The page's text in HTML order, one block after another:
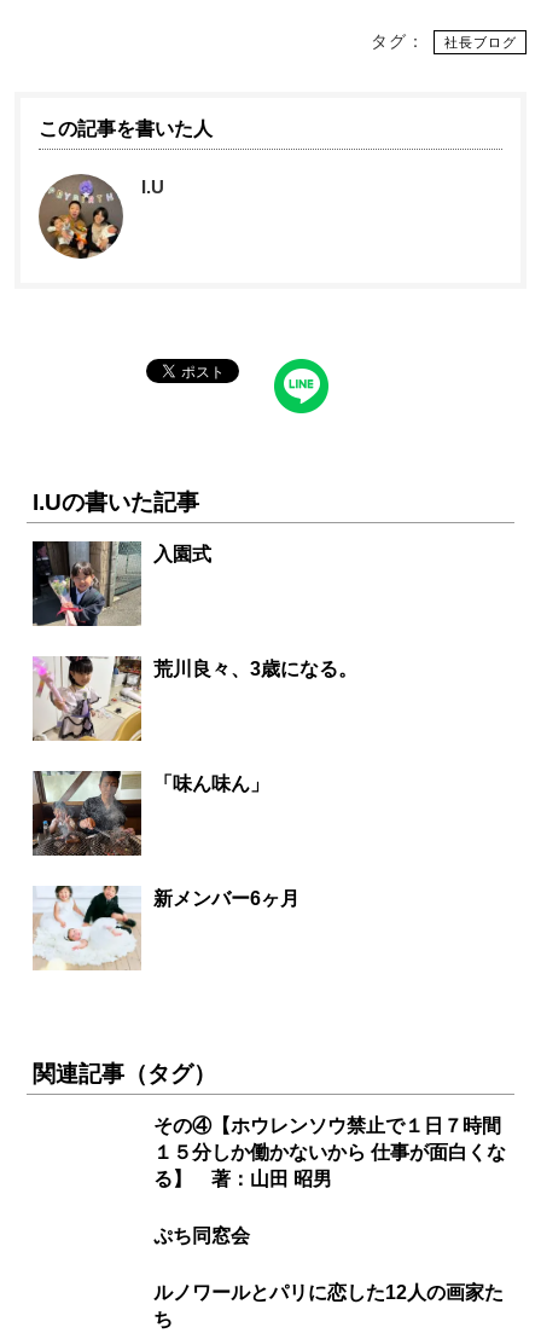
タグ： 社長ブログ
この記事を書いた人
I.U
I.Uの書いた記事
入園式
荒川良々、3歳になる。
「味ん味ん」
新メンバー6ヶ月
関連記事（タグ）
その④【ホウレンソウ禁止で１日７時間
１５分しか働かないから 仕事が面白くな
る】 著：山田 昭男
ぷち同窓会
ルノワールとパリに恋した12人の画家た
ち